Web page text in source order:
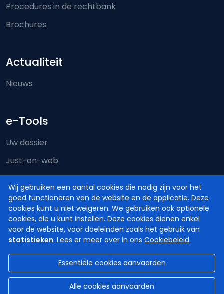
Wij gebruiken een aantal cookies die nodig zijn voor het
goed functioneren van de website en de applicatie. Deze
cookies kunt u niet weigeren. We gebruiken ook optionele
cookies, die u kunt instellen. Deze cookies dienen enkel
voor de website, voor doeleinden zoals het gebruik van
statistieken. Lees er meer over in ons Cookiebeleid.
Essentiële cookies aanvaarden
Alle cookies aanvaarden
Procedures in de rechtbank
Brochures
Actualiteit
Nieuws
e-Tools
Uw dossier
Just-on-web
e-Deposit
Territoriale bevoegdheid
Privacy
Cookiebeleid